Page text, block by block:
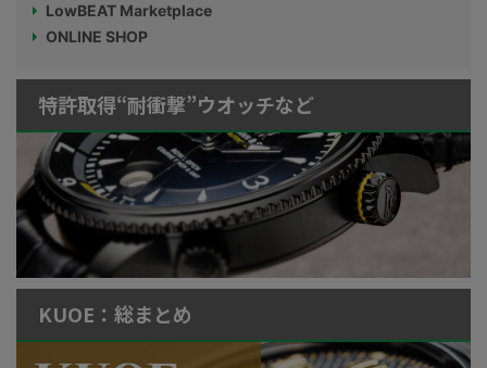
LowBEAT Marketplace
ONLINE SHOP
特許取得“耐衝撃”ウオッチなど
KUOE：総まとめ